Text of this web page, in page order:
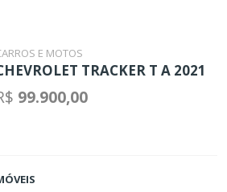
E MOTOS
TRACKER T A 2021
99.900,00